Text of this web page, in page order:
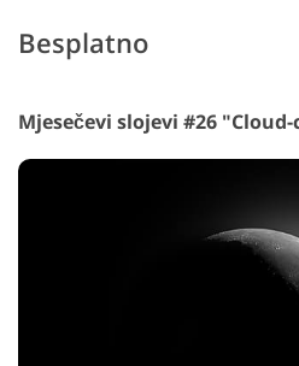
Besplatno
Mjesečevi slojevi #26